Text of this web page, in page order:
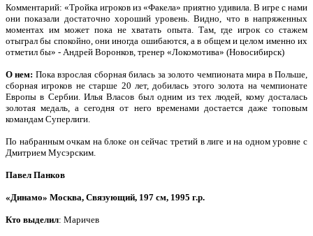
Комментарий: «Тройка игроков из «Факела» приятно удивила. В игре с нами
они показали достаточно хороший уровень. Видно, что в напряженных
моментах им может пока не хватать опыта. Там, где игрок со стажем
отыграл бы спокойно, они иногда ошибаются, а в общем и целом именно их
отметил бы» ‑ Андрей Воронков, тренер «Локомотива» (Новосибирск)
О нем: Пока взрослая сборная билась за золото чемпионата мира в Польше,
сборная игроков не старше 20 лет, добилась этого золота на чемпионате
Европы в Сербии. Илья Власов был одним из тех людей, кому досталась
золотая медаль, а сегодня от него временами достается даже топовым
командам Суперлиги.
По набранным очкам на блоке он сейчас третий в лиге и на одном уровне с
Дмитрием Мусэрским.
Павел Панков
«Динамо» Москва, Связующий, 197 см, 1995 г.р.
Кто выделил: Маричев